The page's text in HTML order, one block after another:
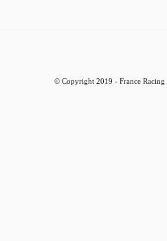
© Copyright 2019 - France Racing